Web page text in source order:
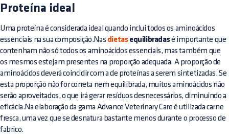
Proteína ideal
Uma proteína é considerada ideal quando inclui todos os aminoácidos
essenciais na sua composição.Nas dietasequilibradasé importante que
contenham não só todos os aminoácidos essenciais, mas também que
os mesmos estejam presentes na proporção adequada. A proporção de
aminoácidos deverá coincidir com a de proteínas a serem sintetizadas. Se
esta proporção não for correta nem equilibrada, muitos aminoácidos não
serão aproveitados, o que irá gerar resíduos desnecessários, diminuindo a
eficácia.Na elaboração da gama Advance Veterinary Care é utilizada carne
fresca, uma vez que se desnatura bastante menos durante o processo de
fabrico.